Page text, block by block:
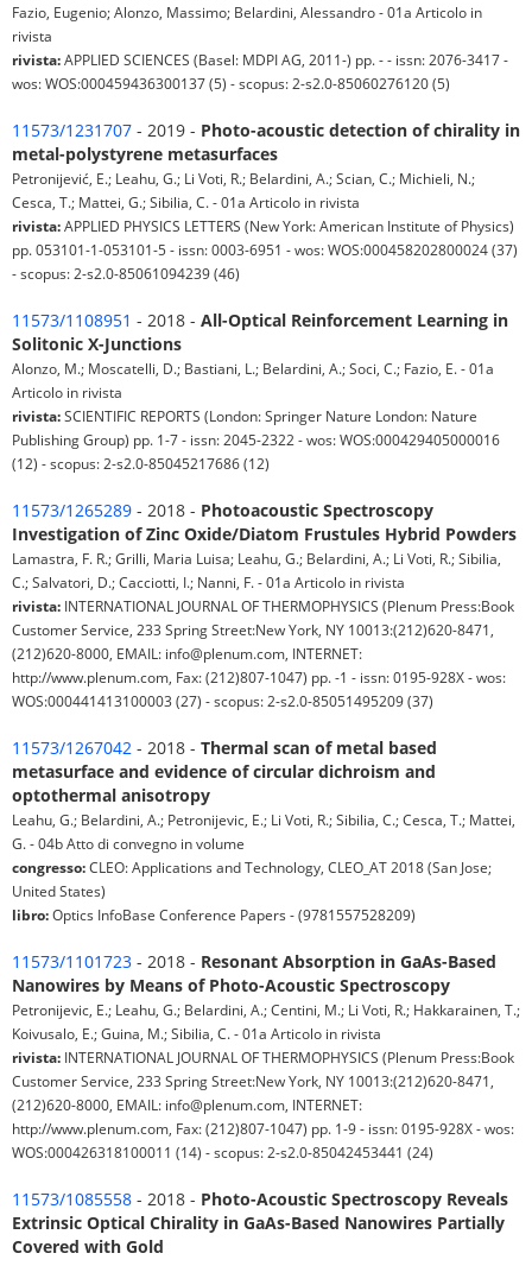
Fazio, Eugenio; Alonzo, Massimo; Belardini, Alessandro - 01a Articolo in
rivista
rivista:APPLIED SCIENCES (Basel: MDPI AG, 2011-) pp. - - issn: 2076-3417 -
wos: WOS:000459436300137 (5) - scopus: 2-s2.0-85060276120 (5)
11573/1231707 - 2019 - Photo-acoustic detection of chirality in
metal-polystyrene metasurfaces
Petronijević, E.; Leahu, G.; Li Voti, R.; Belardini, A.; Scian, C.; Michieli, N.;
Cesca, T.; Mattei, G.; Sibilia, C. - 01a Articolo in rivista
rivista:APPLIED PHYSICS LETTERS (New York: American Institute of Physics)
pp. 053101-1-053101-5 - issn: 0003-6951 - wos: WOS:000458202800024 (37)
- scopus: 2-s2.0-85061094239 (46)
11573/1108951 - 2018 - All-Optical Reinforcement Learning in
Solitonic X-Junctions
Alonzo, M.; Moscatelli, D.; Bastiani, L.; Belardini, A.; Soci, C.; Fazio, E. - 01a
Articolo in rivista
rivista:SCIENTIFIC REPORTS (London: Springer Nature London: Nature
Publishing Group) pp. 1-7 - issn: 2045-2322 - wos: WOS:000429405000016
(12) - scopus: 2-s2.0-85045217686 (12)
11573/1265289 - 2018 - Photoacoustic Spectroscopy
Investigation of Zinc Oxide/Diatom Frustules Hybrid Powders
Lamastra, F. R.; Grilli, Maria Luisa; Leahu, G.; Belardini, A.; Li Voti, R.; Sibilia,
C.; Salvatori, D.; Cacciotti, I.; Nanni, F. - 01a Articolo in rivista
rivista: INTERNATIONAL JOURNAL OF THERMOPHYSICS (Plenum Press:Book
Customer Service, 233 Spring Street:New York, NY 10013:(212)620-8471,
(212)620-8000, EMAIL: info@plenum.com, INTERNET:
http://www.plenum.com, Fax: (212)807-1047) pp. -1 - issn: 0195-928X - wos:
WOS:000441413100003 (27) - scopus: 2-s2.0-85051495209 (37)
11573/1267042 - 2018 - Thermal scan of metal based
metasurface and evidence of circular dichroism and
optothermal anisotropy
Leahu, G.; Belardini, A.; Petronijevic, E.; Li Voti, R.; Sibilia, C.; Cesca, T.; Mattei,
G. - 04b Atto di convegno in volume
congresso:CLEO: Applications and Technology, CLEO_AT 2018 (San Jose;
United States)
libro:Optics InfoBase Conference Papers - (9781557528209)
11573/1101723 - 2018 - Resonant Absorption in GaAs-Based
Nanowires by Means of Photo-Acoustic Spectroscopy
Petronijevic, E.; Leahu, G.; Belardini, A.; Centini, M.; Li Voti, R.; Hakkarainen, T.;
Koivusalo, E.; Guina, M.; Sibilia, C. - 01a Articolo in rivista
rivista: INTERNATIONAL JOURNAL OF THERMOPHYSICS (Plenum Press:Book
Customer Service, 233 Spring Street:New York, NY 10013:(212)620-8471,
(212)620-8000, EMAIL: info@plenum.com, INTERNET:
http://www.plenum.com, Fax: (212)807-1047) pp. 1-9 - issn: 0195-928X - wos:
WOS:000426318100011 (14) - scopus: 2-s2.0-85042453441 (24)
11573/1085558 - 2018 - Photo-Acoustic Spectroscopy Reveals
Extrinsic Optical Chirality in GaAs-Based Nanowires Partially
Covered with Gold